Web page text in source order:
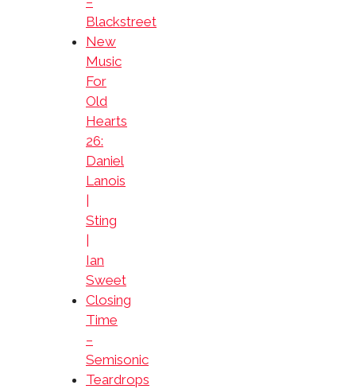
Blackstreet
New
Music
For
Old
Hearts
26:
Daniel
Lanois
Sting
Ian
Sweet
Closing
Time
–
Semisonic
Teardrops